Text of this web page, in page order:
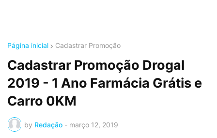
Página inicial Cadastrar Promoção
Cadastrar Promoção Drogal
2019 - 1 Ano Farmácia Grátis e
Carro 0KM
by Redação - março 12, 2019